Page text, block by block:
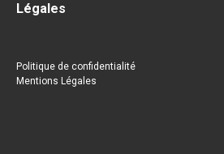
Légales
Politique de confidentialité
Mentions Légales